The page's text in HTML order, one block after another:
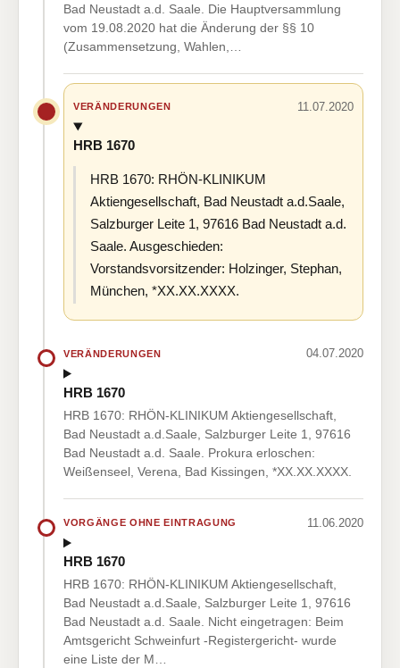
Bad Neustadt a.d. Saale. Die Hauptversammlung
vom 19.08.2020 hat die Änderung der §§ 10
(Zusammensetzung, Wahlen,…
VERÄNDERUNGEN 11.07.2020
HRB 1670
HRB 1670: RHÖN-KLINIKUM
Aktiengesellschaft, Bad Neustadt a.d.Saale,
Salzburger Leite 1, 97616 Bad Neustadt a.d.
Saale. Ausgeschieden:
Vorstandsvorsitzender: Holzinger, Stephan,
München, *XX.XX.XXXX.
VERÄNDERUNGEN 04.07.2020
HRB 1670
HRB 1670: RHÖN-KLINIKUM Aktiengesellschaft,
Bad Neustadt a.d.Saale, Salzburger Leite 1, 97616
Bad Neustadt a.d. Saale. Prokura erloschen:
Weißenseel, Verena, Bad Kissingen, *XX.XX.XXXX.
VORGÄNGE OHNE EINTRAGUNG 11.06.2020
HRB 1670
HRB 1670: RHÖN-KLINIKUM Aktiengesellschaft,
Bad Neustadt a.d.Saale, Salzburger Leite 1, 97616
Bad Neustadt a.d. Saale. Nicht eingetragen: Beim
Amtsgericht Schweinfurt -Registergericht- wurde
eine Liste der M…